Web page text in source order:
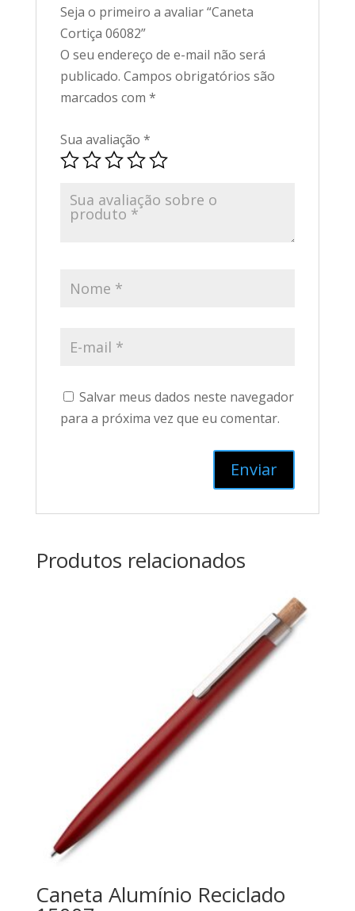
Seja o primeiro a avaliar “Caneta
Cortiça 06082”
O seu endereço de e-mail não será
publicado. Campos obrigatórios são
marcados com *
Sua avaliação *
Salvar meus dados neste navegador
para a próxima vez que eu comentar.
Produtos relacionados
Caneta Alumínio Reciclado